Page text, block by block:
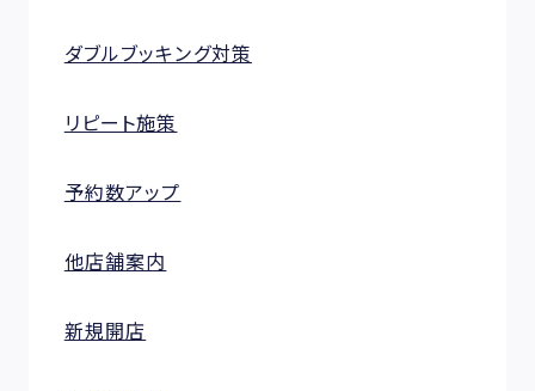
ダブルブッキング対策
リピート施策
予約数アップ
他店舗案内
新規開店